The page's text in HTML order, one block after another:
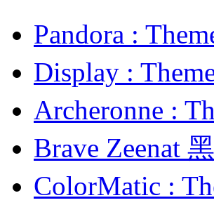
Pandora :
Display :
Archeronne :
Brave Zeenat
ColorMatic :